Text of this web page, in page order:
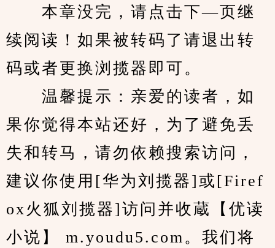
本章没完，请点击下—页继
续阅读！如果被转码了请退出转
码或者更换浏揽器即可。
温馨提示：亲爱的读者，如
果你觉得本站还好，为了避免丢
失和转马，请勿依赖搜索访问，
建议你使用[华为刘揽器]或[Firef
ox火狐刘揽器]访问并收蔵【优读
小说】 m.youdu5.com。我们将